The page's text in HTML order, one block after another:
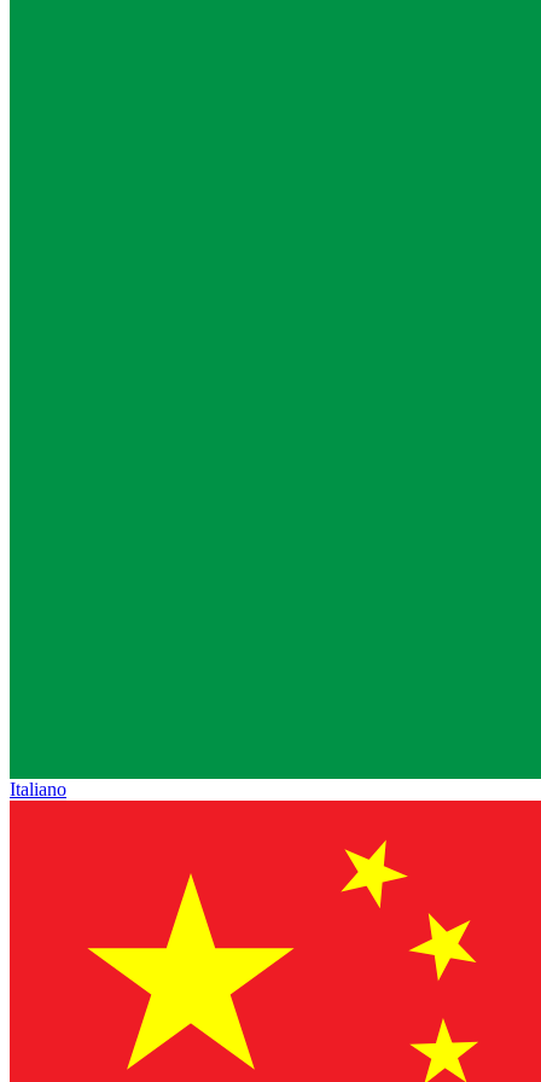
Italiano